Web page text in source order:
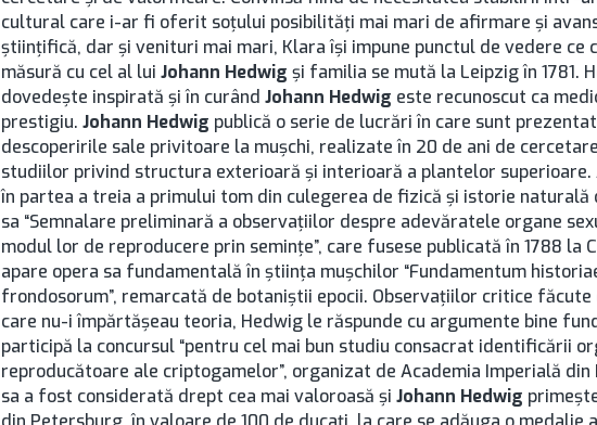
cultural care i-ar fi oferit soţului posibilităţi mai mari de afirmare şi
ştiinţifică, dar şi venituri mai mari, Klara îşi impune punctul de vedere ce
măsură cu cel al lui Johann Hedwig şi familia se mută la Leipzig în 1781.
dovedeşte inspirată şi în curând Johann Hedwig este recunoscut ca
prestigiu. Johann Hedwig publică o serie de lucrări în care sunt
descoperirile sale privitoare la muşchi, realizate în 20 de ani de
studiilor privind structura exterioară şi interioară a plantelor superioare.
în partea a treia a primului tom din culegerea de fizică şi istorie naturală
sa “Semnalare preliminară a observaţiilor despre adevăratele organe
modul lor de reproducere prin seminţe”, care fusese publicată în 1788 la
apare opera sa fundamentală în ştiinţa muşchilor “Fundamentum
frondosorum”, remarcată de botaniştii epocii. Observaţiilor critice făcute
care nu-i împărtăşeau teoria, Hedwig le răspunde cu argumente bine
participă la concursul “pentru cel mai bun studiu consacrat identificării
reproducătoare ale criptogamelor”, organizat de Academia Imperială
sa a fost considerată drept cea mai valoroasă şi Johann Hedwig